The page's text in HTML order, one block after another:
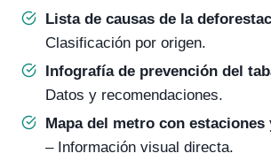
Lista de causas de la
Clasificación por origen.
Infografía de prevención del
Datos y recomendaciones.
Mapa del metro con
– Información visual directa.